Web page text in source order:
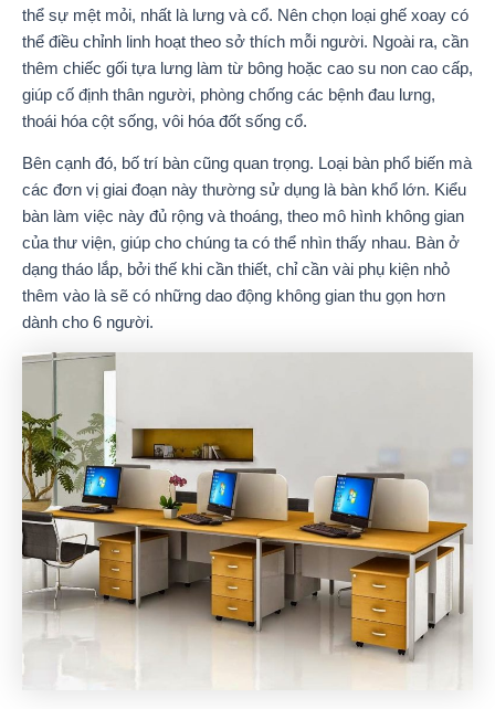
thể sự mệt mỏi, nhất là lưng và cổ. Nên chọn loại ghế xoay có
thể điều chỉnh linh hoạt theo sở thích mỗi người. Ngoài ra, cần
thêm chiếc gối tựa lưng làm từ bông hoặc cao su non cao cấp,
giúp cố định thân người, phòng chống các bệnh đau lưng,
thoái hóa cột sống, vôi hóa đốt sống cổ.
Bên cạnh đó, bố trí bàn cũng quan trọng. Loại bàn phổ biến mà
các đơn vị giai đoạn này thường sử dụng là bàn khổ lớn. Kiểu
bàn làm việc này đủ rộng và thoáng, theo mô hình không gian
của thư viện, giúp cho chúng ta có thể nhìn thấy nhau. Bàn ở
dạng tháo lắp, bởi thế khi cần thiết, chỉ cần vài phụ kiện nhỏ
thêm vào là sẽ có những dao động không gian thu gọn hơn
dành cho 6 người.